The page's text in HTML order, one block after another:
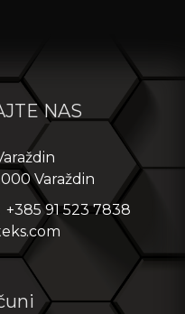
NAS
Varaždin
+385 91 523 7838